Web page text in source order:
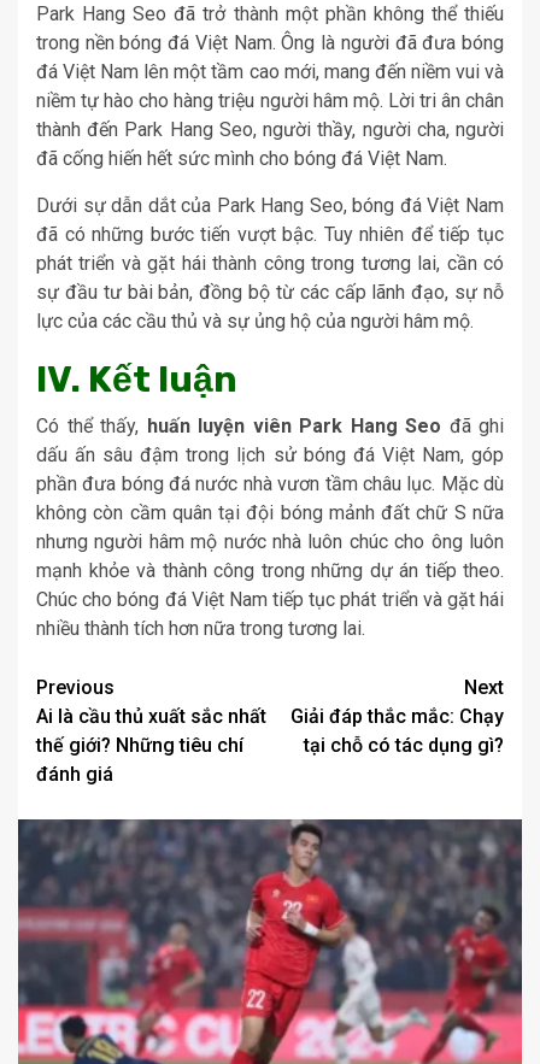
Park Hang Seo đã trở thành một phần không thể thiếu
trong nền bóng đá Việt Nam. Ông là người đã đưa bóng
đá Việt Nam lên một tầm cao mới, mang đến niềm vui và
niềm tự hào cho hàng triệu người hâm mộ. Lời tri ân chân
thành đến Park Hang Seo, người thầy, người cha, người
đã cống hiến hết sức mình cho bóng đá Việt Nam.
Dưới sự dẫn dắt của Park Hang Seo, bóng đá Việt Nam
đã có những bước tiến vượt bậc. Tuy nhiên để tiếp tục
phát triển và gặt hái thành công trong tương lai, cần có
sự đầu tư bài bản, đồng bộ từ các cấp lãnh đạo, sự nỗ
lực của các cầu thủ và sự ủng hộ của người hâm mộ.
IV. Kết luận
Có thể thấy, huấn luyện viên Park Hang Seo đã ghi
dấu ấn sâu đậm trong lịch sử bóng đá Việt Nam, góp
phần đưa bóng đá nước nhà vươn tầm châu lục. Mặc dù
không còn cầm quân tại đội bóng mảnh đất chữ S nữa
nhưng người hâm mộ nước nhà luôn chúc cho ông luôn
mạnh khỏe và thành công trong những dự án tiếp theo.
Chúc cho bóng đá Việt Nam tiếp tục phát triển và gặt hái
nhiều thành tích hơn nữa trong tương lai.
Post
navigation
Previous
Ai là cầu thủ xuất sắc nhất
thế giới? Những tiêu chí
đánh giá
Next
Giải đáp thắc mắc: Chạy
tại chỗ có tác dụng gì?